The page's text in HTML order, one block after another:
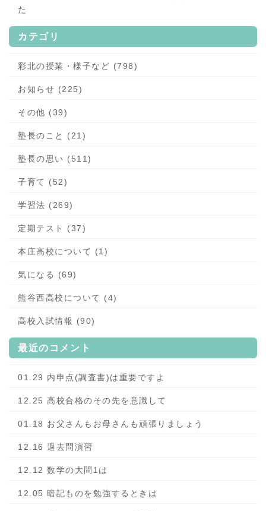
た
カテゴリ
彩北の授業・様子など (798)
お知らせ (225)
その他 (39)
塾長のこと (21)
塾長の思い (511)
子育て (52)
学習法 (269)
定期テスト (37)
本庄高校について (1)
気になる (69)
熊谷西高校について (4)
高校入試情報 (90)
最近のコメント
01.29 内申点(調査書)は重要ですよ
12.25 高校合格のその先を意識して
01.18 お父さんもお母さんも頑張りましょう
12.16 過去問演習
12.12 数学の大問1は
12.05 暗記ものを勉強するときは